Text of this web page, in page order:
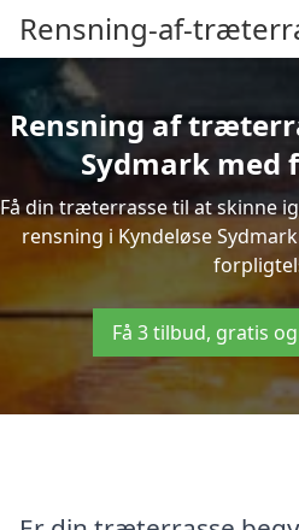
Rensning-af-
Rensning af
Sydmark med
Få din træterrasse til at skinne
rensning i Kyndeløse
Få 3 tilbud, gratis